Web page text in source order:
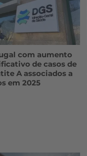
com aumento
de casos de
A associados a
em 2025